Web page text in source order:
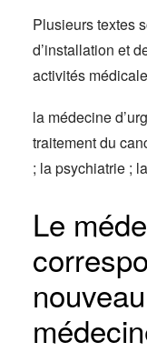
Plusieurs textes
d’installation et
activités
la médecine
traitement du
; la psychiatrie ;
Le